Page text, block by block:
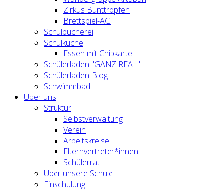
Zirkus Bunttropfen
Brettspiel-AG
Schulbücherei
Schulküche
Essen mit Chipkarte
Schülerladen "GANZ REAL"
Schülerladen-Blog
Schwimmbad
Über uns
Struktur
Selbstverwaltung
Verein
Arbeitskreise
Elternvertreter*innen
Schülerrat
Über unsere Schule
Einschulung